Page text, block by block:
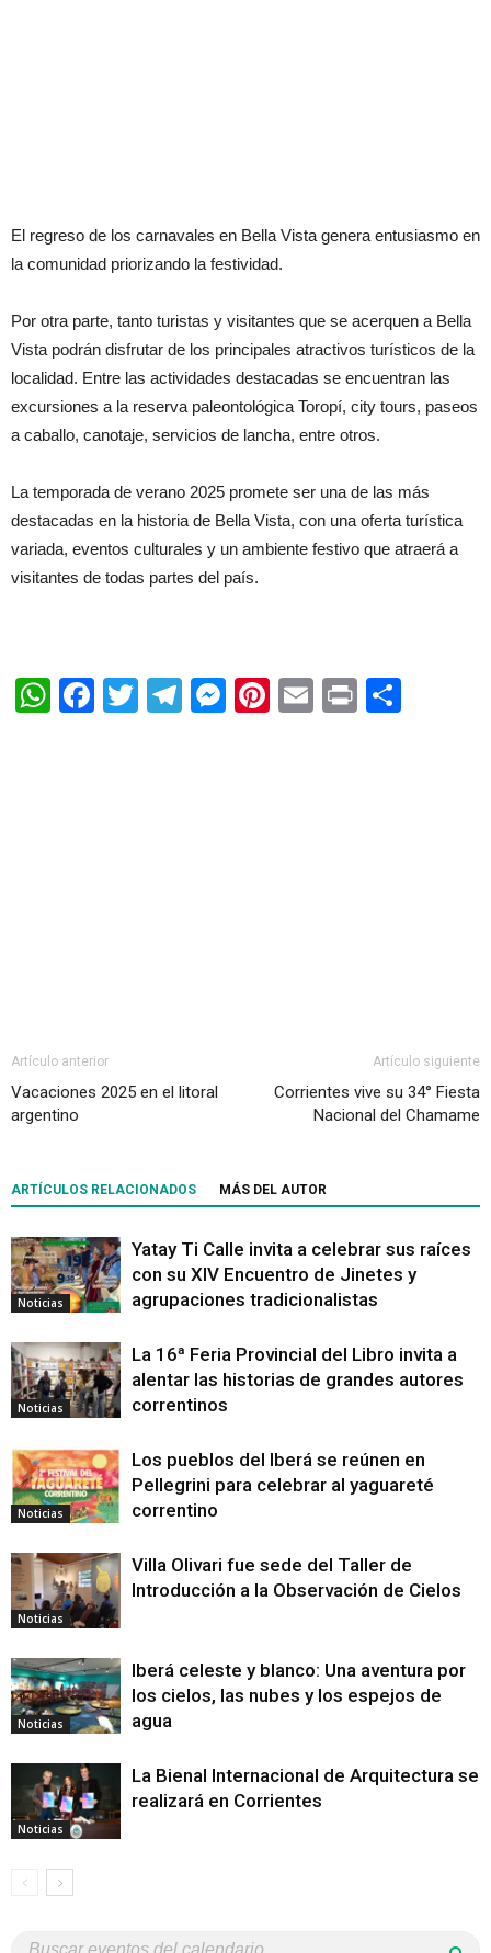
El regreso de los carnavales en Bella Vista genera entusiasmo en
la comunidad priorizando la festividad.
Por otra parte, tanto turistas y visitantes que se acerquen a Bella
Vista podrán disfrutar de los principales atractivos turísticos de la
localidad. Entre las actividades destacadas se encuentran las
excursiones a la reserva paleontológica Toropí, city tours, paseos
a caballo, canotaje, servicios de lancha, entre otros.
La temporada de verano 2025 promete ser una de las más
destacadas en la historia de Bella Vista, con una oferta turística
variada, eventos culturales y un ambiente festivo que atraerá a
visitantes de todas partes del país.
WhatsApp
Facebook
TwitterTelegram
Messenger
Pinterest
EmailPrint
Artículo anterior
Vacaciones 2025 en el litoral
argentino
Artículo siguiente
Corrientes vive su 34° Fiesta
Nacional del Chamame
ARTÍCULOS RELACIONADOS MÁS DEL AUTOR
Noticias
Yatay Ti Calle invita a celebrar sus raíces
con su XIV Encuentro de Jinetes y
agrupaciones tradicionalistas
Noticias
La 16ª Feria Provincial del Libro invita a
alentar las historias de grandes autores
correntinos
Noticias
Los pueblos del Iberá se reúnen en
Pellegrini para celebrar al yaguareté
correntino
Noticias
Villa Olivari fue sede del Taller de
Introducción a la Observación de Cielos
Noticias
Iberá celeste y blanco: Una aventura por
los cielos, las nubes y los espejos de
agua
Noticias
La Bienal Internacional de Arquitectura se
realizará en Corrientes